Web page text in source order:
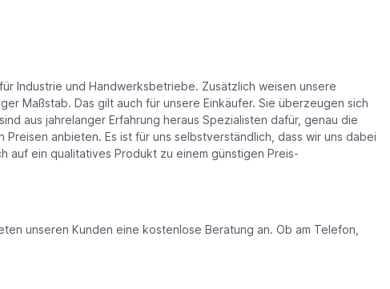
Industrie und Handwerksbetriebe. Zusätzlich weisen unsere
Maßstab. Das gilt auch für unsere Einkäufer. Sie überzeugen sich
aus jahrelanger Erfahrung heraus Spezialisten dafür, genau die
anbieten. Es ist für uns selbstverständlich, dass wir uns dabei
auf ein qualitatives Produkt zu einem günstigen Preis-
unseren Kunden eine kostenlose Beratung an. Ob am Telefon,